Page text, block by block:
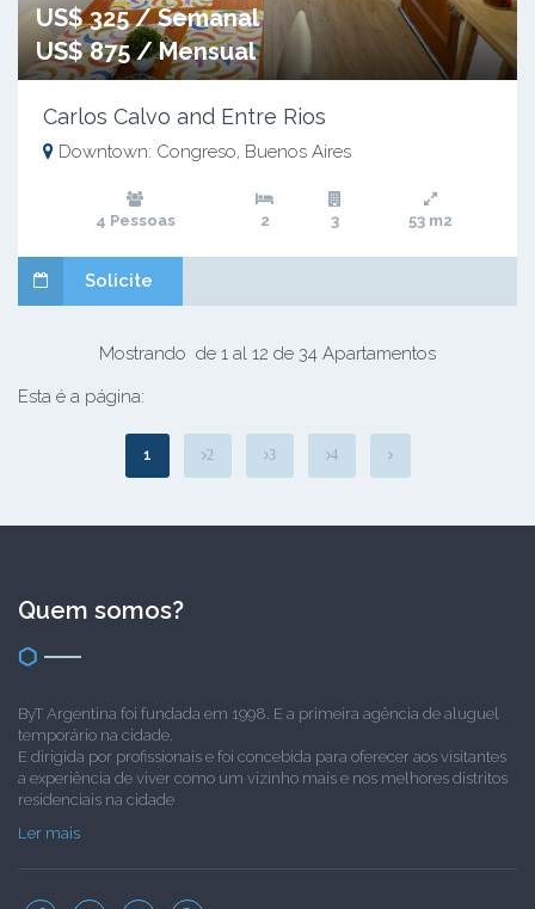
US$ 325 / Semanal
US$ 875 / Mensual
Carlos Calvo and Entre Rios
Downtown: Congreso, Buenos Aires
4 Pessoas 2 3 53 m2
Solicite
Mostrando de 1 al 12 de 34 Apartamentos
Esta é a página:
1 2 3 4
Quem somos?
ByT Argentina foi fundada em 1998. E a primeira agência de aluguel
temporário na cidade.
E dirigida por profissionais e foi concebida para oferecer aos visitantes
a experiência de viver como um vizinho mais e nos melhores distritos
residenciais na cidade
Ler mais